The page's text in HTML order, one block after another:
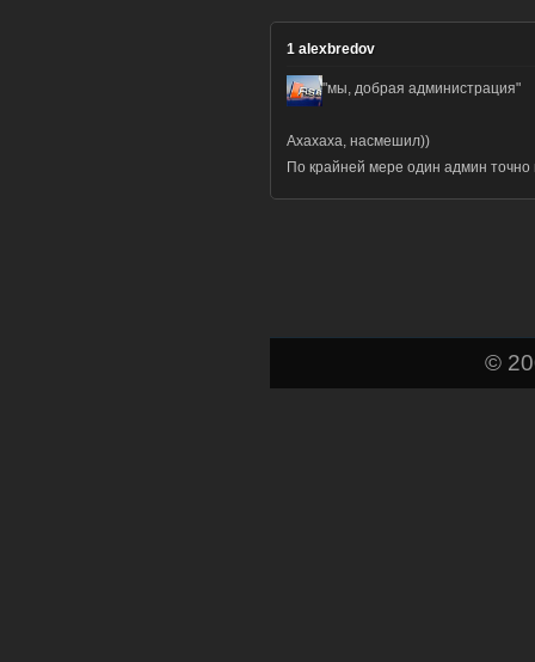
1 alexbredov
"мы, добрая администрация"
Ахахаха, насмешил))
По крайней мере один админ
©